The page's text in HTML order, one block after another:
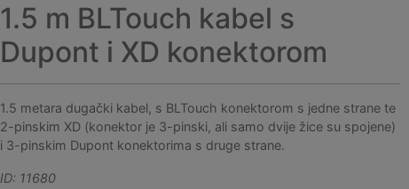
1.5 m BLTouch kabel s
Dupont i XD konektorom
1.5 metara dugački kabel, s BLTouch konektorom s jedne strane te
2-pinskim XD (konektor je 3-pinski, ali samo dvije žice su spojene)
i 3-pinskim Dupont konektorima s druge strane.
ID: 11680